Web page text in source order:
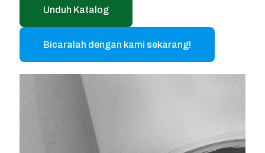
Unduh Katalog
Bicaralah dengan kami sekarang!